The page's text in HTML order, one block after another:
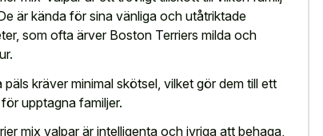
är kända för sina vänliga och utåtriktade
som ofta ärver Boston Terriers milda och
päls kräver minimal skötsel, vilket gör dem till ett
upptagna familjer.
mix valpar är intelligenta och ivriga att behaga,